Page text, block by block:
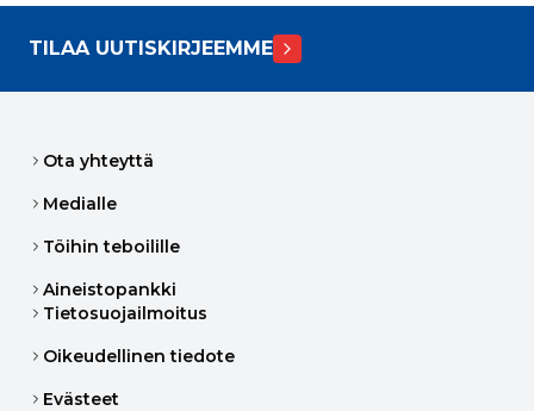
TILAA UUTISKIRJEEMME
Ota yhteyttä
Medialle
Töihin teboilille
Aineistopankki
Tietosuojailmoitus
Oikeudellinen tiedote
Evästeet